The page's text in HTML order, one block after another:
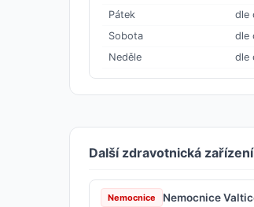
Pátek
dle
Sobota
dle
Neděle
dle
Další zdravotnická
Nemocnice Nemocnice